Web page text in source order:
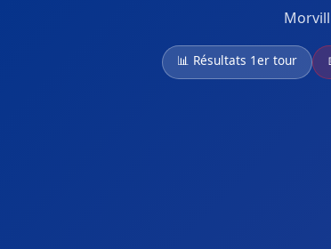
📊 Résultats 1er tour